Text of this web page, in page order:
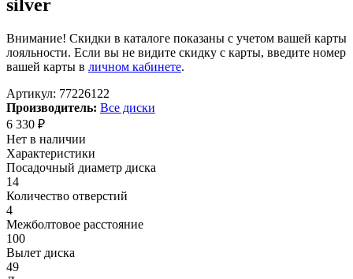
silver
Внимание! Скидки в каталоге показаны с учетом вашей карты
лояльности. Если вы не видите скидку с карты, введите номер
вашей карты в личном кабинете.
Артикул: 77226122
Производитель: Все диски
6 330 ₽
Нет в наличии
Характеристики
Посадочный диаметр диска
14
Количество отверстий
4
Межболтовое расстояние
100
Вылет диска
49